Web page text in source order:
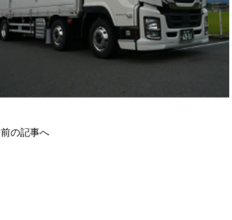
前の記事へ